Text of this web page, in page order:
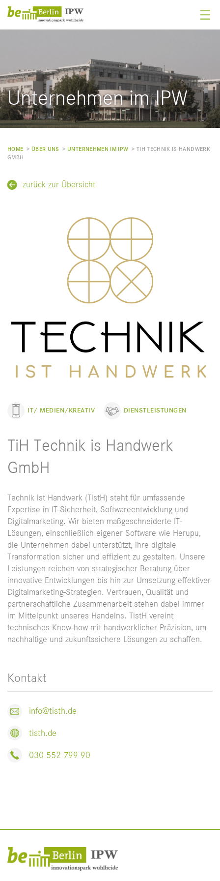
Unternehmen im IPW
HOME > ­ ÜBER UNS > ­ UNTERNEHMEN IM IPW > ­ TIH TECHNIK IS HANDWERK
GMBH
zurück zur Übersicht
IT/ MEDIEN/KREATIV DIENSTLEISTUNGEN
TiH Technik is Handwerk
GmbH
Technik ist Handwerk (TistH) steht für umfassende
Expertise in IT-Sicherheit, Softwareentwicklung und
Digitalmarketing. Wir bieten maßgeschneiderte IT-
Lösungen, einschließlich eigener Software wie Herupu,
die Unternehmen dabei unterstützt, ihre digitale
Transformation sicher und effizient zu gestalten. Unsere
Leistungen reichen von strategischer Beratung über
innovative Entwicklungen bis hin zur Umsetzung effektiver
Digitalmarketing-Strategien. Vertrauen, Qualität und
partnerschaftliche Zusammenarbeit stehen dabei immer
im Mittelpunkt unseres Handelns. TistH vereint
technisches Know-how mit handwerklicher Präzision, um
nachhaltige und zukunftssichere Lösungen zu schaffen.
Kontakt
info@tisth.de
tisth.de
030 552 799 90